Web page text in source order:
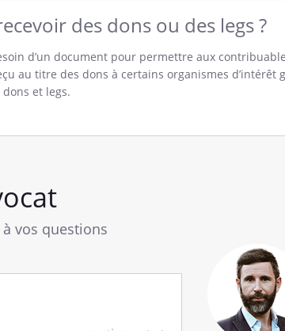
des dons ou des legs ?
d’un document pour permettre aux
au titre des dons à certains organismes
et legs.
vos questions